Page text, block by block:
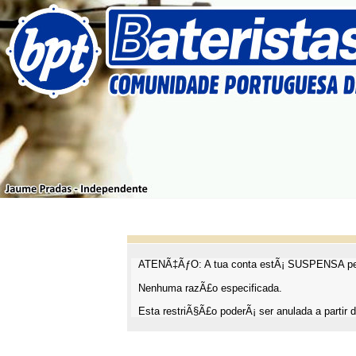
ATENÃ‡ÃƒO: A tua conta estÃ¡ SUSPENSA
Nenhuma razÃ£o especificada.
Esta restriÃ§Ã£o poderÃ¡ ser anulada a partir